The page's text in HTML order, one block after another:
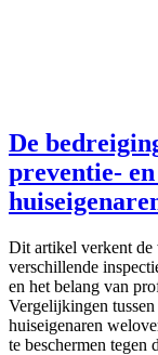
De
preventie-
Dit artikel verkent de
verschillende
en het belang van
Vergelijkingen
huiseigenaren
te beschermen tegen